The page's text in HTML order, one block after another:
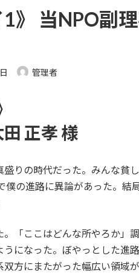
1》 当NPO副
管理者
正孝 様
りの時代だった。みんな貧
僕の進路に異論があった。結
「ここはどんな所やろか」
になった。ぼやっとした進
方にまたがった幅広い領域